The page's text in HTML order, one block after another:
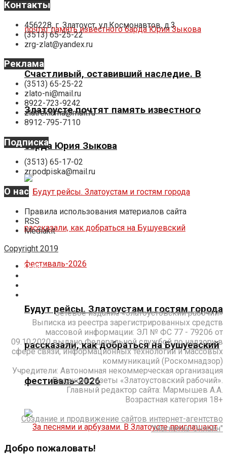
Счастливый, оставивший наследие. В
Златоусте почтят память известного
барда Юрия Зыкова
Будут рейсы. Златоустам и гостям города
рассказали, как добраться на Бушуевский
фестиваль-2026
Контакты
456228, г. Златоуст, ул.Космонавтов, д.3
(3513) 65-25-22
zrg-zlat@yandex.ru
Реклама
(3513) 65-25-22
zlato-ni@mail.ru
8922-723-9242
zlatreklama@mail.ru
8912-795-7110
Подписка
(3513) 65-17-02
zr.podpiska@mail.ru
О нас
Правила использования материалов сайта
RSS
Mediakit
Copyright 2019
О нас
Сетевое издание «Златоустовский рабочий»
Выписка из реестра зарегистрированных средств
массовой информации: ЭЛ № ФС 77 - 79206 от
09.10.2020 выдано Федеральной службой по надзору в
сфере связи, информационных технологий и массовых
коммуникаций (Роскомнадзор)
Учредители: Автономная некоммерческая организация
«Редакция газеты «Златоустовский рабочий».
Главный редактор сайта: Мармышев А.А.
Возрастная категория 18+
Создание и продвижение сайтов интернет-агентство
"Магнитка-Онлайн"
Добро пожаловать!